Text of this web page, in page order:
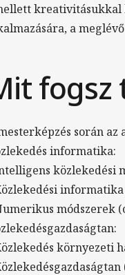
kreativitásukkal
a
fogsz
során
informatika:
közlekedési
módszerek
környezeti